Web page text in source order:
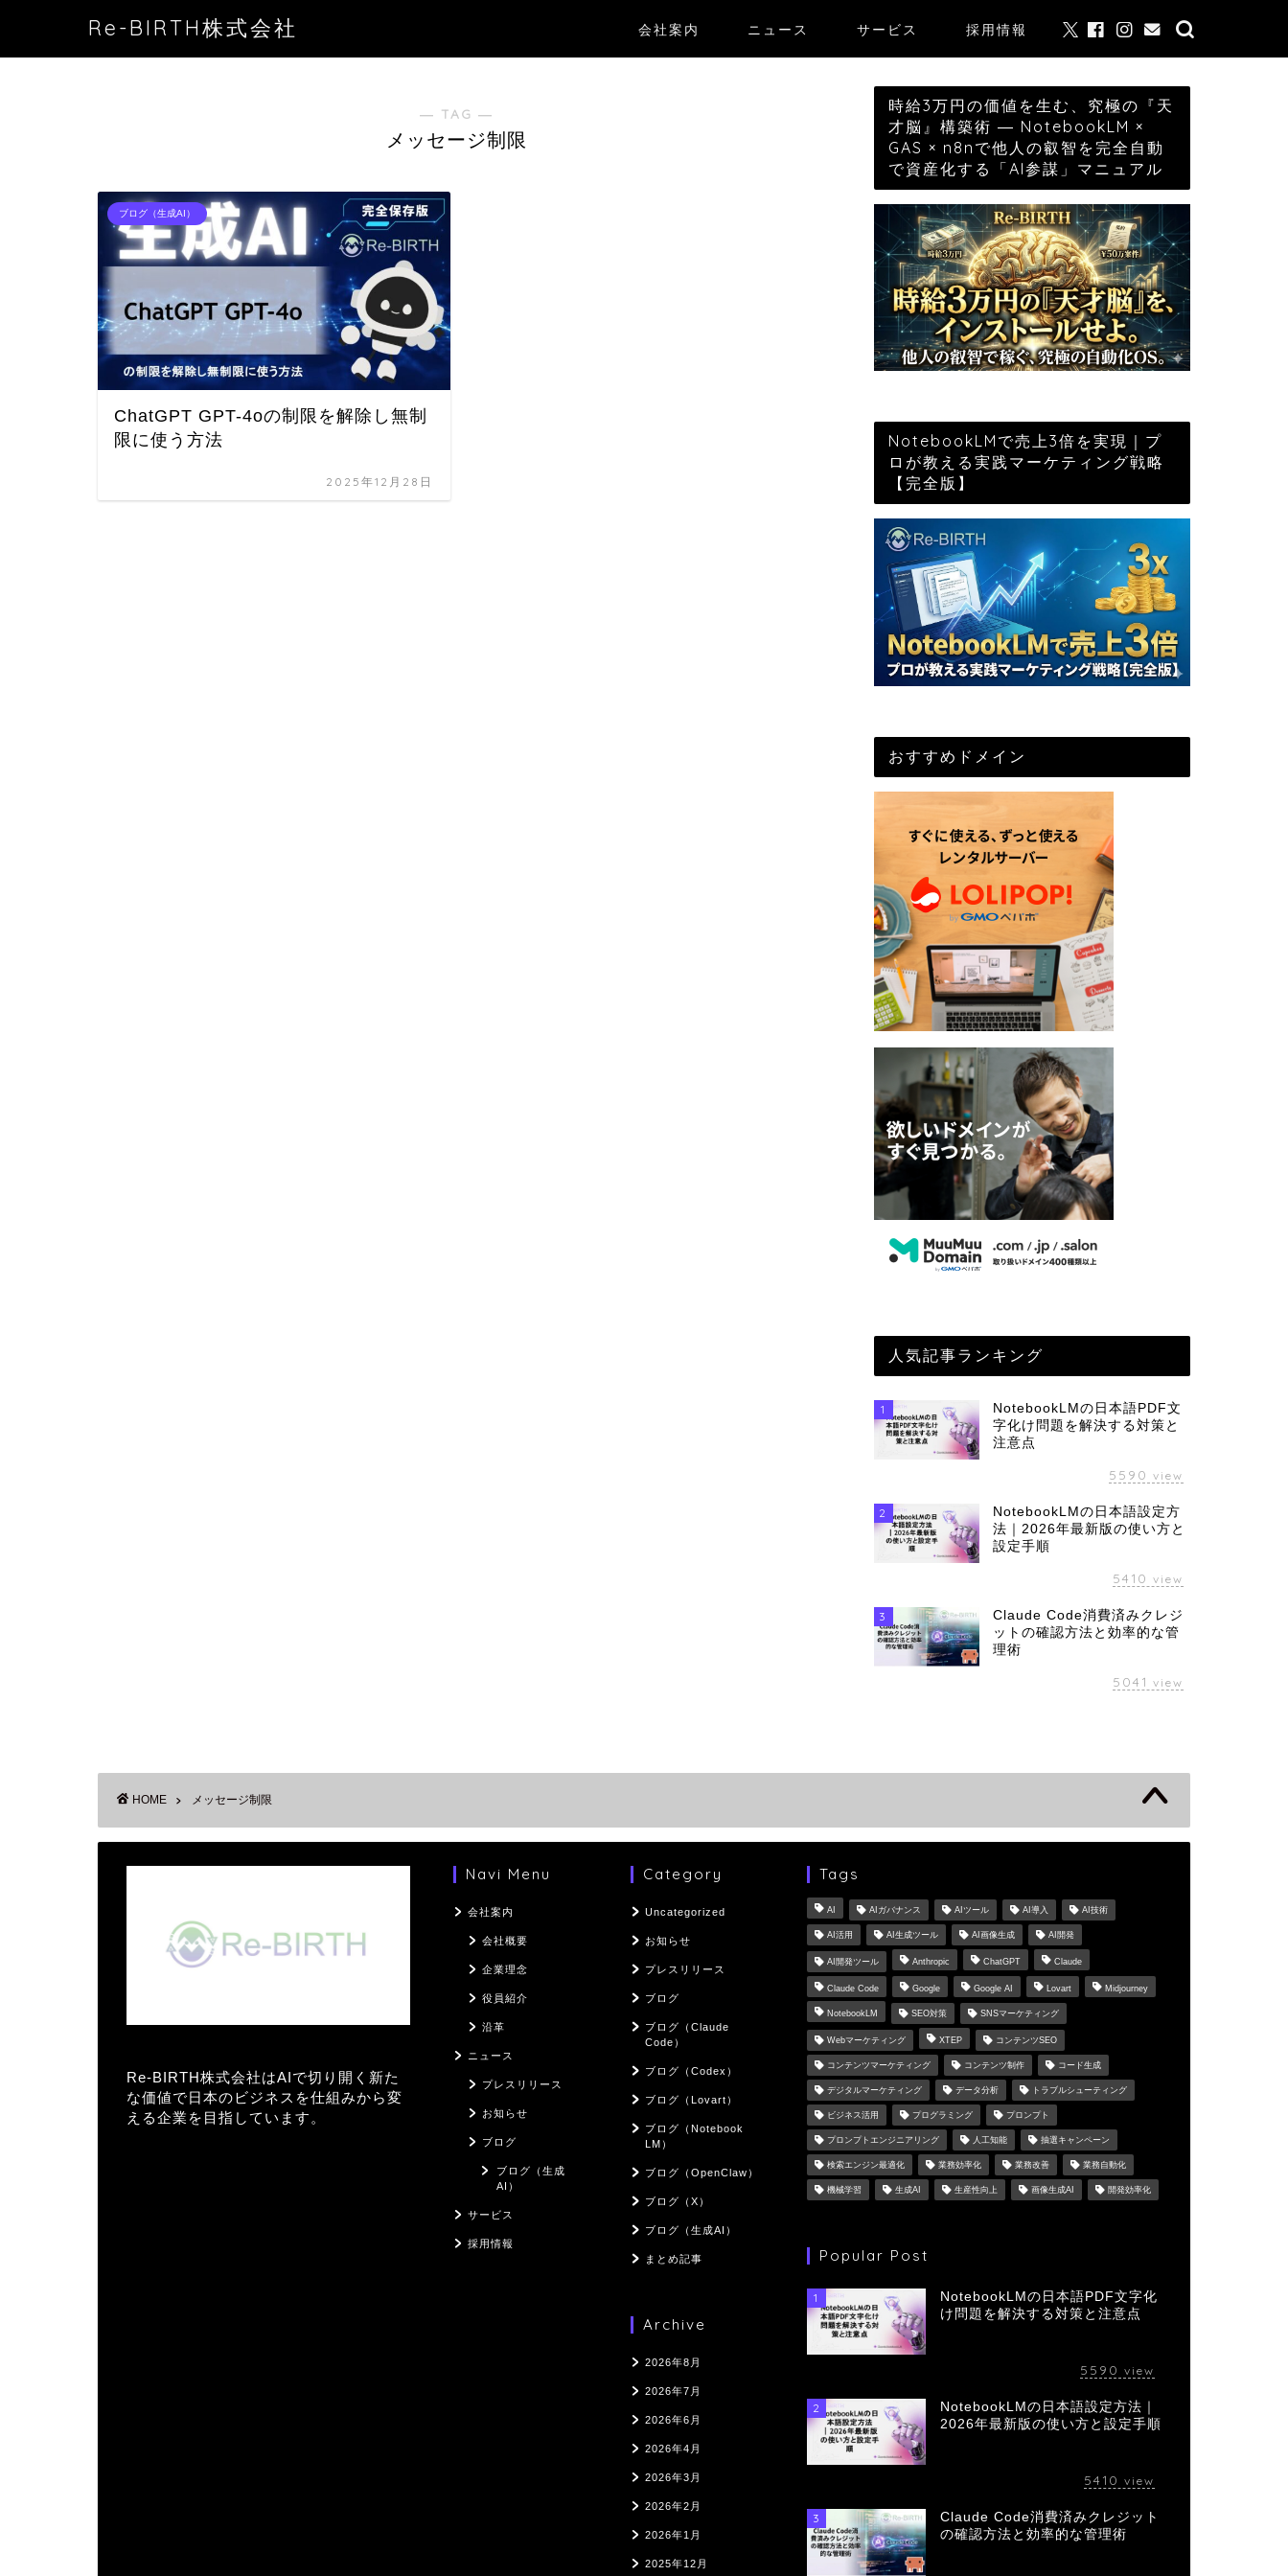
Re-BIRTH株式会社 会社案内 ニュース サービス 採用情報
― TAG ―
メッセージ制限
ブログ（生成AI）
ChatGPT GPT-4oの制限を解除し無制
限に使う方法
2025年12月28日
時給3万円の価値を生む、究極の『天
才脳』構築術 ― NotebookLM ×
GAS × n8nで他人の叡智を完全自動
で資産化する「AI参謀」マニュアル
NotebookLMで売上3倍を実現｜プ
ロが教える実践マーケティング戦略
【完全版】
おすすめドメイン
人気記事ランキング
1
NotebookLMの日本語PDF文
字化け問題を解決する対策と
注意点
5590 view
2
NotebookLMの日本語設定方
法｜2026年最新版の使い方と
設定手順
5410 view
3
Claude Code消費済みクレジ
ットの確認方法と効率的な管
理術
5041 view
HOME メッセージ制限
Re-BIRTH株式会社はAIで切り開く新た
な価値で日本のビジネスを仕組みから変
える企業を目指しています。
Navi Menu
会社案内
会社概要
企業理念
役員紹介
沿革
ニュース
プレスリリース
お知らせ
ブログ
ブログ（生成
AI）
サービス
採用情報
Category
Uncategorized
お知らせ
プレスリリース
ブログ
ブログ（Claude
Code）
ブログ（Codex）
ブログ（Lovart）
ブログ（Notebook
LM）
ブログ（OpenClaw）
ブログ（X）
ブログ（生成AI）
まとめ記事
Archive
2026年8月
2026年7月
2026年6月
2026年4月
2026年3月
2026年2月
2026年1月
2025年12月
Tags
AI AIガバナンス AIツール AI導入 AI技術
AI活用 AI生成ツール AI画像生成 AI開発
AI開発ツール Anthropic ChatGPT Claude
Claude Code Google Google AI Lovart Midjourney
NotebookLM SEO対策 SNSマーケティング
Webマーケティング XTEP コンテンツSEO
コンテンツマーケティング コンテンツ制作 コード生成
デジタルマーケティング データ分析 トラブルシューティング
ビジネス活用 プログラミング プロンプト
プロンプトエンジニアリング 人工知能 抽選キャンペーン
検索エンジン最適化 業務効率化 業務改善 業務自動化
機械学習 生成AI 生産性向上 画像生成AI 開発効率化
Popular Post
1
NotebookLMの日本語PDF文字化
け問題を解決する対策と注意点
5590 view
2
NotebookLMの日本語設定方法｜
2026年最新版の使い方と設定手順
5410 view
3
Claude Code消費済みクレジット
の確認方法と効率的な管理術